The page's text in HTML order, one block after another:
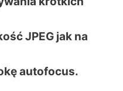
JPEG jak na
autofocus.